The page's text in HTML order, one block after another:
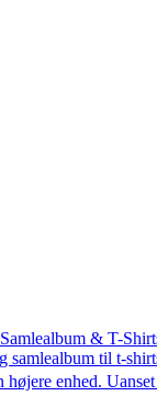
& T-
samlealbum til t-
enhed.